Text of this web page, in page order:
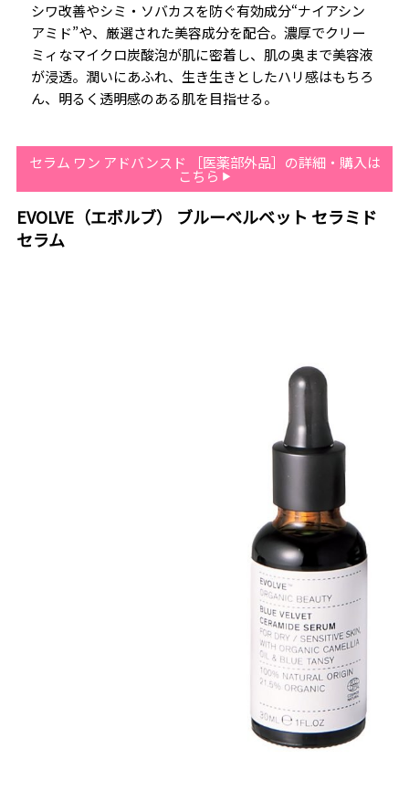
シワ改善やシミ・ソバカスを防ぐ有効成分“ナイアシン
アミド”や、厳選された美容成分を配合。濃厚でクリー
ミィなマイクロ炭酸泡が肌に密着し、肌の奥まで美容液
が浸透。潤いにあふれ、生き生きとしたハリ感はもちろ
ん、明るく透明感のある肌を目指せる。
セラム ワン アドバンスド ［医薬部外品］の詳細・購入は
こちら
EVOLVE（エボルブ） ブルーベルベット セラミド
セラム